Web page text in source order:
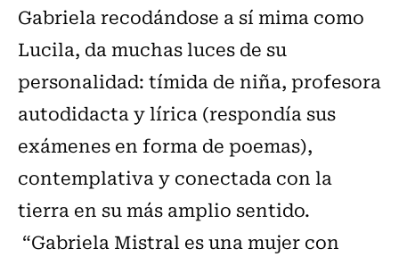
Gabriela recodándose a sí mima como
Lucila, da muchas luces de su
personalidad: tímida de niña, profesora
autodidacta y lírica (respondía sus
exámenes en forma de poemas),
contemplativa y conectada con la
tierra en su más amplio sentido.
“Gabriela Mistral es una mujer con